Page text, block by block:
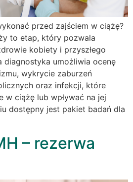
przed zajściem w ciążę?
to etap, który pozwala
kobiety i przyszłego
diagnostyka umożliwia ocenę
wykrycie zaburzeń
oraz infekcji, które
w ciążę lub wpływać na jej
dostępny jest pakiet badań dla
– rezerwa